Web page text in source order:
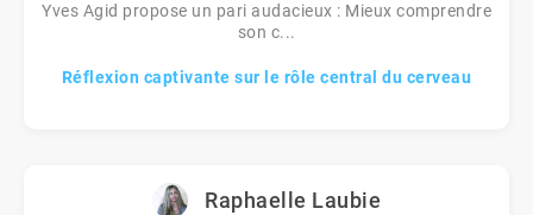
Yves Agid propose un pari audacieux : Mieux comprendre
son c...
Réflexion captivante sur le rôle central du cerveau
Raphaelle Laubie